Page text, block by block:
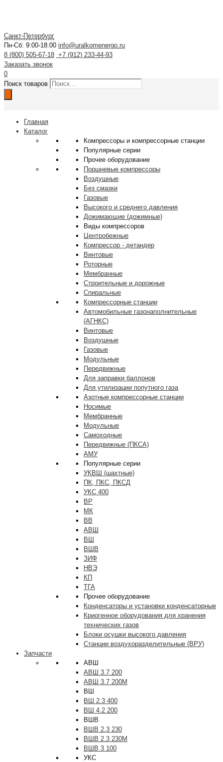
Санкт-Петербург
Пн-Сб: 9:00-18:00 info@uralkomenergo.ru
8 (800) 505-67-18 +7 (912) 233-44-93
Заказать звонок
0
Поиск товаров
Главная
Каталог
Компрессоры и компрессорные станции
Популярные серии
Прочее оборудование
Поршневые компрессоры
Воздушные
Без смазки
Газовые
Высокого и среднего давления
Дожимающие (дожимные)
Виды компрессоров
Центробежные
Компрессор - детандер
Винтовые
Роторные
Мембранные
Строительные и дорожные
Спиральные
Компрессорные станции
Автомобильные газонаполнительные
(АГНКС)
Винтовые
Воздушные
Газовые
Модульные
Передвижные
Для заправки баллонов
Для утилизации попутного газа
Азотные компрессорные станции
Носимые
Мембранные
Модульные
Самоходные
Передвижные (ПКСА)
АМУ
Популярные серии
УКВШ (шахтные)
ПК, ПКС, ПКСД
УКС 400
ВР
МК
ВВ
АВШ
ВШ
ВШВ
ЗИФ
НВЭ
КП
ТГА
Прочее оборудование
Конденсаторы и установки конденсаторные
Криогенное оборудования для хранения
технических газов
Блоки осушки высокого давления
Станции воздухоразделительные (ВРУ)
Запчасти
АВШ
АВШ 3.7 200
АВШ 3.7 200М
ВШ
ВШ 2.3 400
ВШ 4.2 200
ВШВ
ВШВ 2.3 230
ВШВ 2.3 230М
ВШВ 3 100
УКС